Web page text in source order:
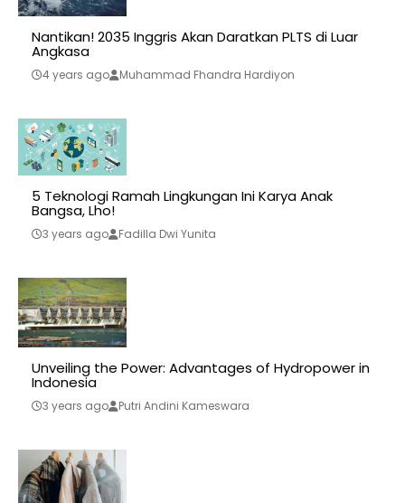
Nantikan! 2035 Inggris Akan Daratkan PLTS di Luar
Angkasa
4 years ago Muhammad Fhandra Hardiyon
5 Teknologi Ramah Lingkungan Ini Karya Anak
Bangsa, Lho!
3 years ago Fadilla Dwi Yunita
Unveiling the Power: Advantages of Hydropower in
Indonesia
3 years ago Putri Andini Kameswara